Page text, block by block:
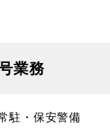
業務
駐・保安警備